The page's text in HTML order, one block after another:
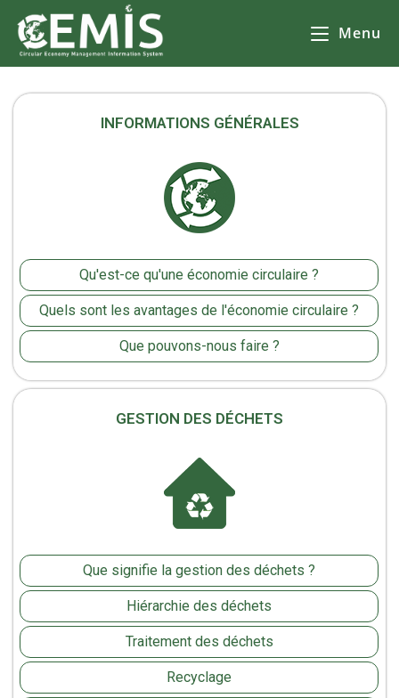
Menu
- Il n'y a aucune raison de ne pas le faire - il n'y a aucune raison de le faire. Управление на отпадъците. Collecte séparée des déchets. Informations utiles.
INFORMATIONS GÉNÉRALES
Qu'est-ce qu'une économie circulaire ?
Quels sont les avantages de l'économie circulaire ?
Que pouvons-nous faire ?
GESTION DES DÉCHETS
Que signifie la gestion des déchets ?
Hiérarchie des déchets
Traitement des déchets
Recyclage